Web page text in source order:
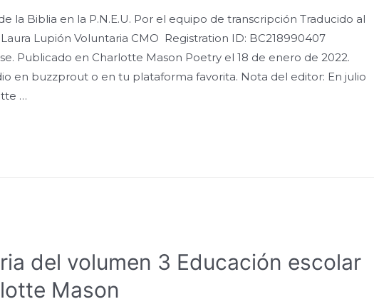
la Biblia en la P.N.E.U. Por el equipo de transcripción Traducido al
Lupión Voluntaria CMO Registration ID: BC218990407
Publicado en Charlotte Mason Poetry el 18 de enero de 2022.
en buzzprout o en tu plataforma favorita. Nota del editor: En julio
…
del volumen 3 Educación escolar
Mason